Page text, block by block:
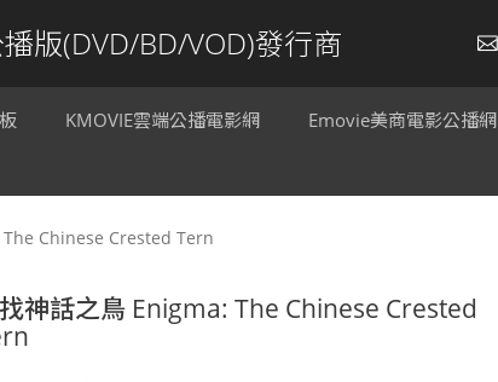
版(DVD/BD/VOD)發行商
KMOVIE雲端公播電影網 Emovie美商電影公播網
Chinese Crested Tern
神話之鳥 Enigma: The Chinese Crested